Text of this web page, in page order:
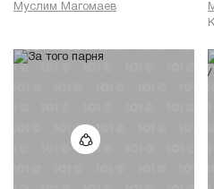
Муслим Магомаев